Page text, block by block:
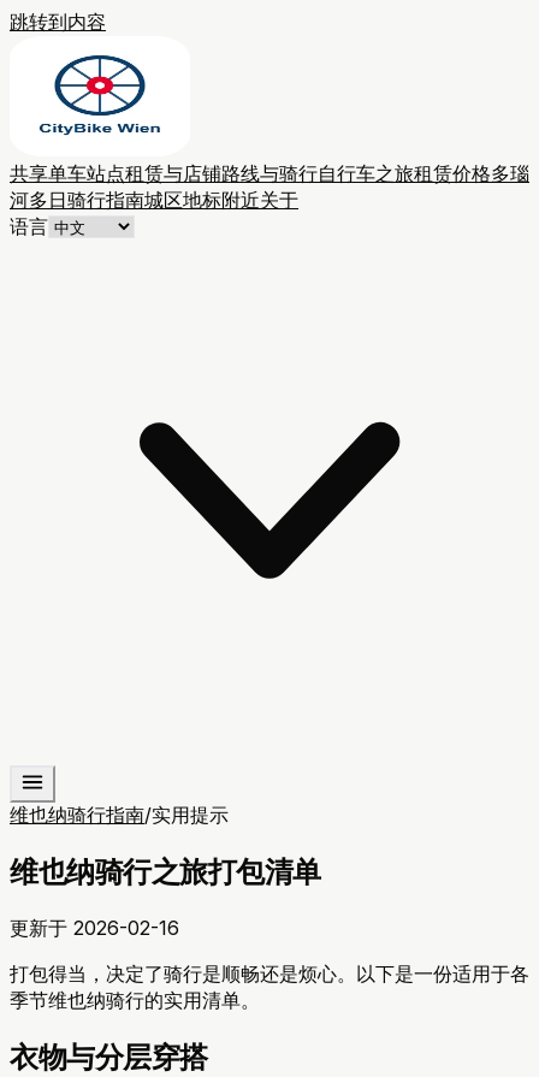
跳转到内容
共享单车站点租赁与店铺路线与骑行自行车之旅租赁价格多瑙
河多日骑行指南城区地标附近关于
语言
维也纳骑行指南/实用提示
维也纳骑行之旅打包清单
更新于 2026-02-16
打包得当，决定了骑行是顺畅还是烦心。以下是一份适用于各
季节维也纳骑行的实用清单。
衣物与分层穿搭